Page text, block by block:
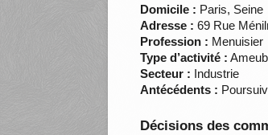
Domicile : Paris, Seine
Adresse : 69 Rue
Profession : Menuisier
Type d’activité :
Secteur : Industrie
Antécédents :
Décisions des